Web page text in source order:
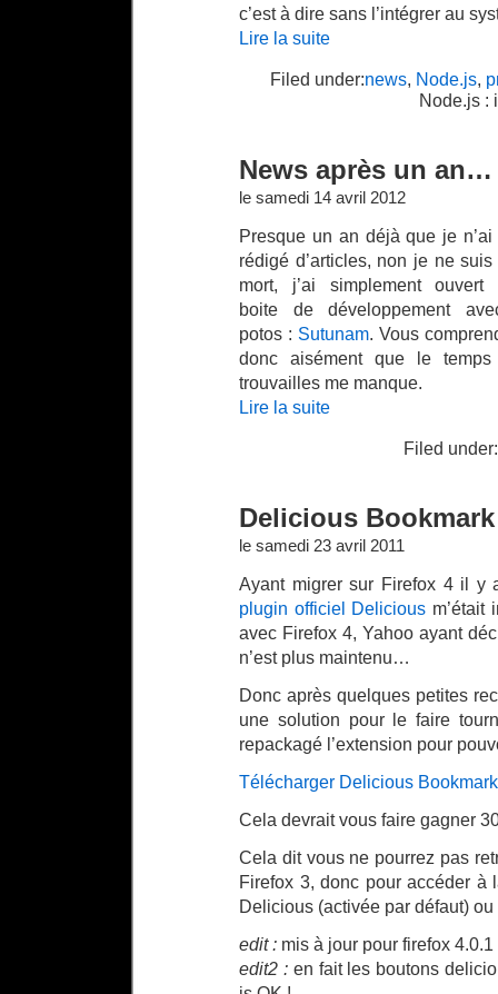
c’est à dire sans l’intégrer au
Lire la suite
Filed under:news, Node.js,
Node.js :
News après un an…
le samedi 14 avril 2012
Presque un an déjà que je n’ai
rédigé d’articles, non je ne suis
mort, j’ai simplement ouvert
boite de développement
potos : Sutunam. Vous
donc aisément que le
trouvailles me manque.
Lire la suite
Filed under:
Delicious
le samedi 23 avril 2011
Ayant migrer sur Firefox 4 il y
plugin officiel Delicious m’était
avec Firefox 4, Yahoo ayant
n’est plus maintenu…
Donc après quelques petites
une solution pour le faire
repackagé l’extension pour
Télécharger Delicious
Cela devrait vous faire gagner
Cela dit vous ne pourrez pas
Firefox 3, donc pour accéder à
Delicious (activée par défaut)
edit : mis à jour pour firefox 4.0.1
edit2 :en fait les boutons